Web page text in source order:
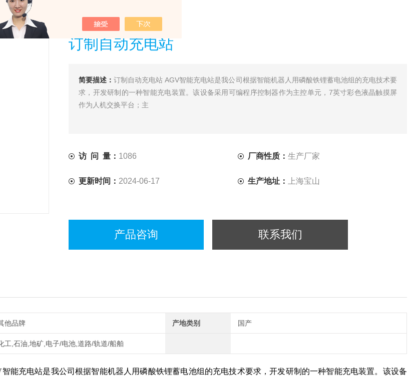
订制自动充电站
简要描述：订制自动充电站 AGV智能充电站是我公司根据智能机器人用磷酸铁锂蓄电池组的充电技术要
求，开发研制的一种智能充电装置。该设备采用可编程序控制器作为主控单元，7英寸彩色液晶触摸屏
作为人机交换平台；主
访 问 量： 1086 厂商性质： 生产厂家
更新时间： 2024-06-17 生产地址： 上海宝山
产品咨询 联系我们
他品牌 产地类别 国产
工,石油,地矿,电子/电池,道路/轨道/船舶
能充电站是我公司根据智能机器人用磷酸铁锂蓄电池组的充电技术要求，开发研制的一种智能充电装置。该设备